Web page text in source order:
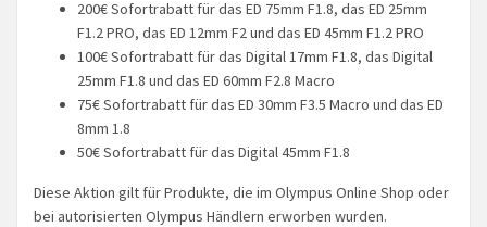
200€ Sofortrabatt für das ED 75mm F1.8, das ED 25mm
F1.2 PRO, das ED 12mm F2 und das ED 45mm F1.2 PRO
100€ Sofortrabatt für das Digital 17mm F1.8, das Digital
25mm F1.8 und das ED 60mm F2.8 Macro
75€ Sofortrabatt für das ED 30mm F3.5 Macro und das ED
8mm 1.8
50€ Sofortrabatt für das Digital 45mm F1.8
Diese Aktion gilt für Produkte, die im Olympus Online Shop oder
bei autorisierten Olympus Händlern erworben wurden.